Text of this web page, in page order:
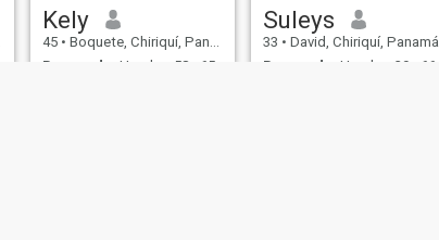
Kely
45 • Boquete, Chiriquí, Panamá
Buscando:
Hombre 58 - 65
Suleys
33 • David, Chiriquí, Panamá
Buscando:
Hombre 39 - 66